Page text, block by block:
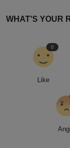
WHAT'S YOUR
Like
0